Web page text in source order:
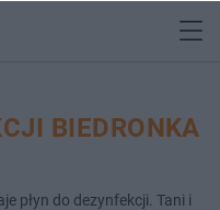
BIEDRONKA
płyn do dezynfekcji. Tani i